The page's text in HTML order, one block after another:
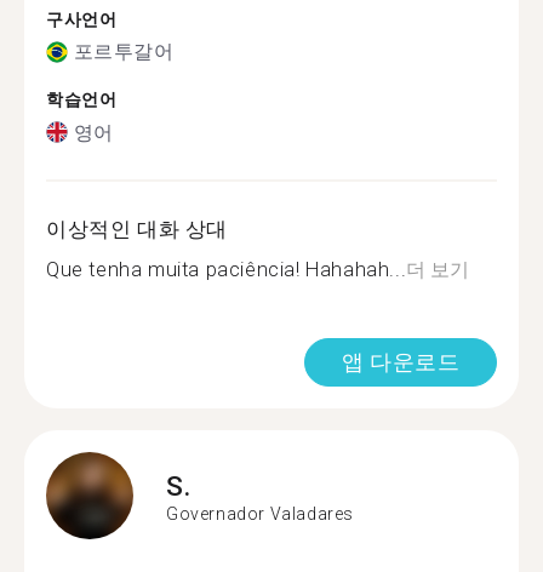
구사언어
포르투갈어
학습언어
영어
이상적인 대화 상대
Que tenha muita paciência! Hahahah... 더 보기
앱 다운로드
S.
Governador Valadares